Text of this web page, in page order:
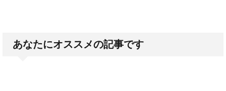
あなたにオススメの記事です